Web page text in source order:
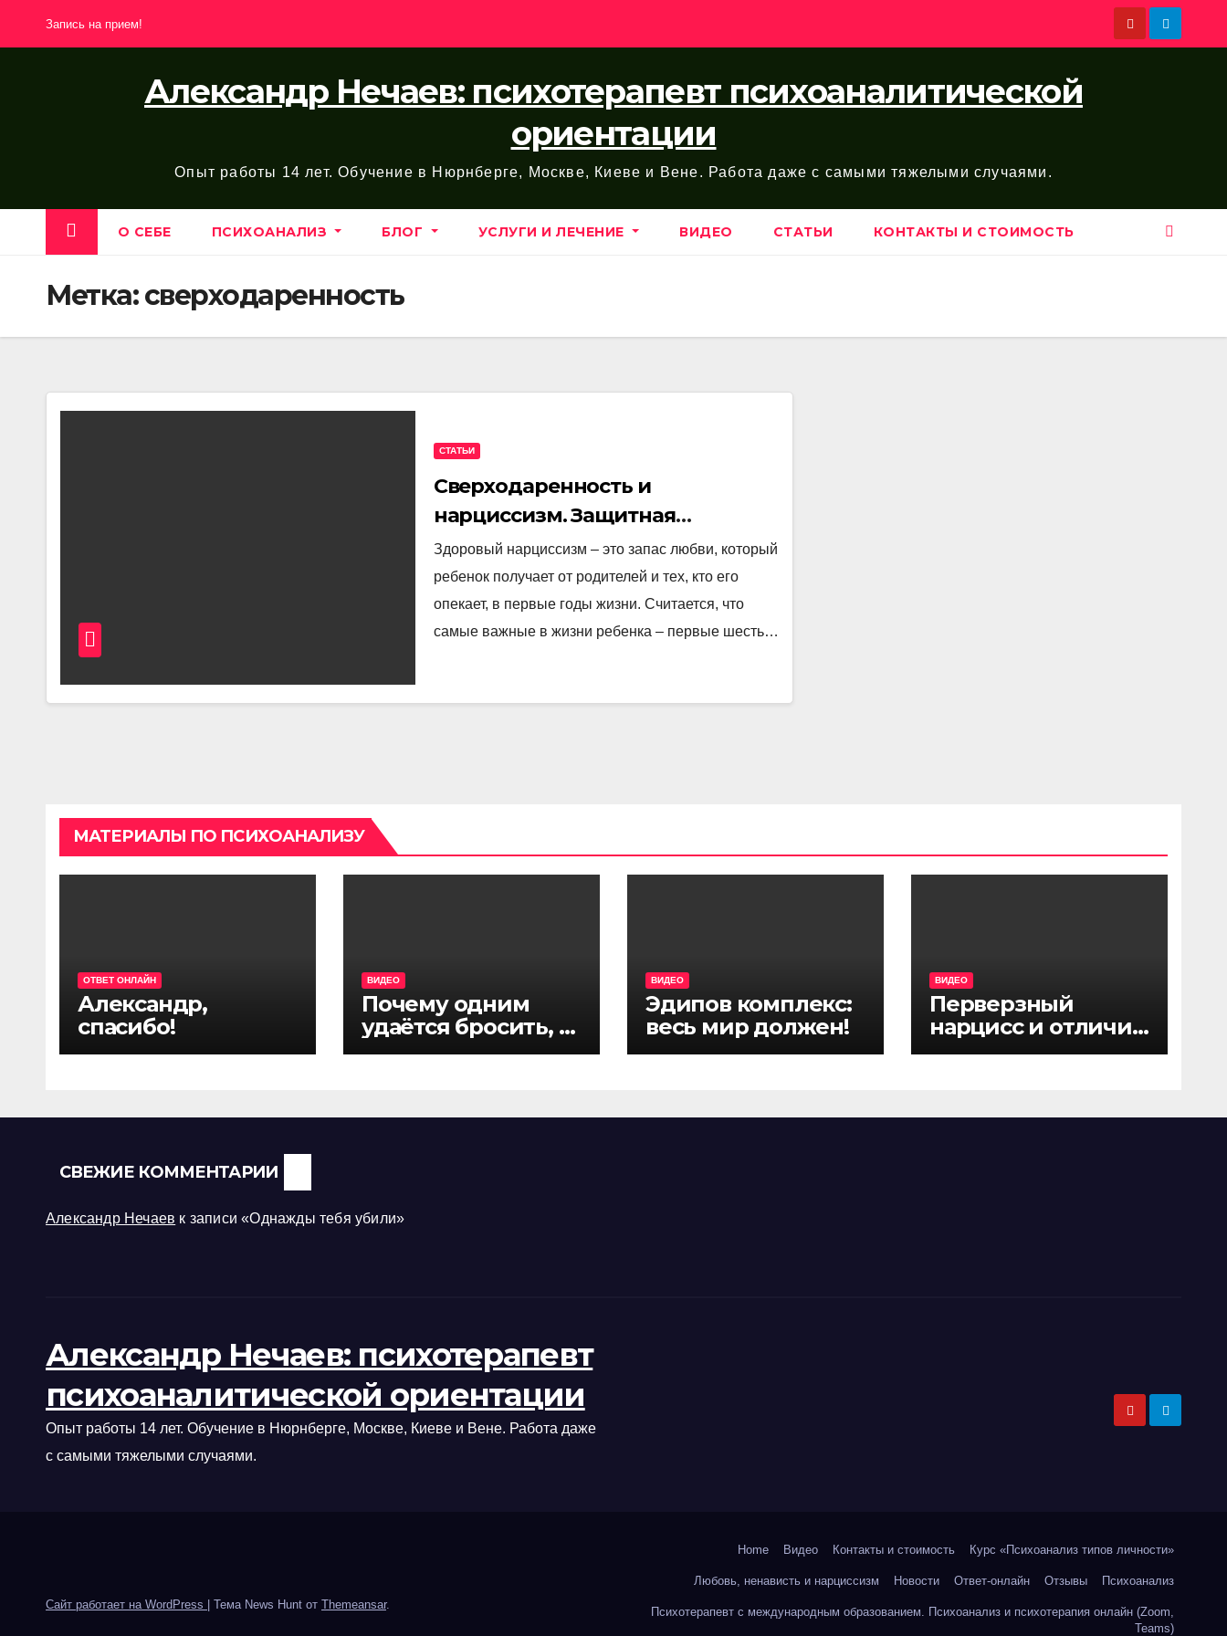
Запись на прием!
Александр Нечаев: психотерапевт психоаналитической
ориентации
Опыт работы 14 лет. Обучение в Нюрнберге, Москве, Киеве и Вене. Работа даже с самыми тяжелыми случаями.
О СЕБЕ ПСИХОАНАЛИЗ БЛОГ УСЛУГИ И ЛЕЧЕНИЕ ВИДЕО СТАТЬИ КОНТАКТЫ И СТОИМОСТЬ
Метка:сверходаренность
СТАТЬИ
Сверходаренность и
нарциссизм. Защитная
холодность и патологическая
грандиозность.
Здоровый нарциссизм – это запас любви, который
ребенок получает от родителей и тех, кто его
опекает, в первые годы жизни. Считается, что
самые важные в жизни ребенка – первые шесть…
МАТЕРИАЛЫ ПО ПСИХОАНАЛИЗУ
ОТВЕТ ОНЛАЙН
Александр,
спасибо!
ВИДЕО
Почему одним
удаётся бросить, а
другим — нет?
ВИДЕО
Эдипов комплекс:
весь мир должен!
ВИДЕО
Перверзный
нарцисс и отличие
от грандиозного
СВЕЖИЕ КОММЕНТАРИИ
Александр Нечаев к записи«Однажды тебя убили»
Александр Нечаев: психотерапевт
психоаналитической ориентации
Опыт работы 14 лет. Обучение в Нюрнберге, Москве, Киеве и Вене. Работа даже
с самыми тяжелыми случаями.
Сайт работает на WordPress Тема News Hunt от Themeansar.
Home Видео Контакты и стоимость Курс «Психоанализ типов личности»
Любовь, ненависть и нарциссизм Новости Ответ-онлайн Отзывы Психоанализ
Психотерапевт с международным образованием. Психоанализ и психотерапия онлайн (Zoom,
Teams)